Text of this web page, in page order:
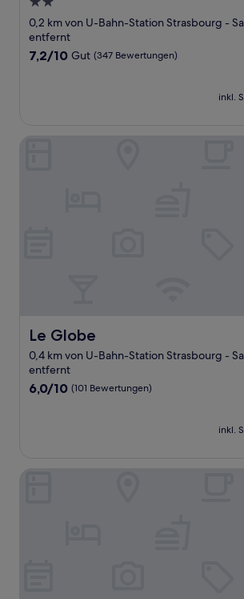
Sterne-
Unterkunft
0,2 km von U-Bahn-Station Strasbourg -
entfernt
7.2
7,2/10 Gut (347 Bewertungen)
inkl.
Le Globe
Le Globe
0,4 km von U-Bahn-Station Strasbourg -
entfernt
6.0
6,0/10 (101 Bewertungen)
inkl.